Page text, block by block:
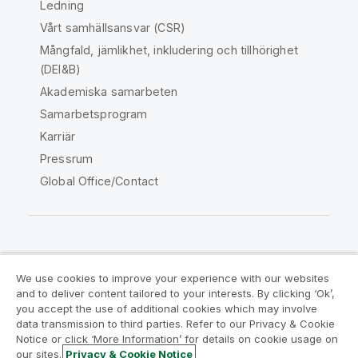
Ledning
Vårt samhällsansvar (CSR)
Mångfald, jämlikhet, inkludering och tillhörighet
(DEI&B)
Akademiska samarbeten
Samarbetsprogram
Karriär
Pressrum
Global Office/Contact
Juridiska avtal
Produktvillkor
Legal Policies
Legal Policies
Användningsvillkor
Varumärken
We use cookies to improve your experience with our websites
and to deliver content tailored to your interests. By clicking ‘Ok’,
you accept the use of additional cookies which may involve
data transmission to third parties. Refer to our Privacy & Cookie
Notice or click ‘More Information’ for details on cookie usage on
our sites. Privacy & Cookie Notice